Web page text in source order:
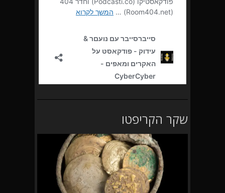
שקר הקריפטו